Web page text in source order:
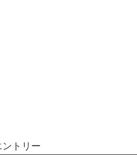
ントリー